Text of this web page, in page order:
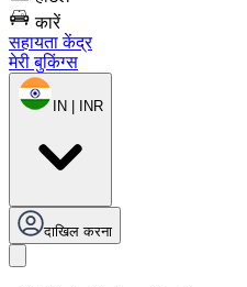
कारें
सहायता केंद्र
मेरी बुकिंग्स
IN | INR
दाखिल करना